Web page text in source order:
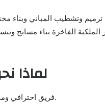
وتشطيب المباني وبناء
الملكية الفاخرة بناء مسابح
لماذا
فريق احترافي ومنهدسين خبراء في البناء والتشطيب.